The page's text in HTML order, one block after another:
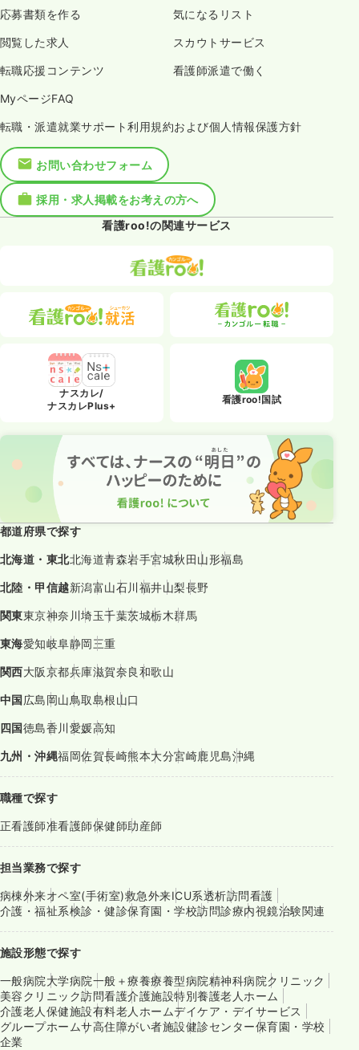
応募書類を作る 気になるリスト
閲覧した求人 スカウトサービス
転職応援コンテンツ 看護師派遣で働く
MyページFAQ
転職・派遣就業サポート利用規約および個人情報保護方針
お問い合わせフォーム
採用・求人掲載をお考えの方へ
看護roo!の関連サービス
ナスカレ/
ナスカレPlus+
看護roo!国試
都道府県で探す
北海道・東北北海道青森岩手宮城秋田山形福島
北陸・甲信越新潟富山石川福井山梨長野
関東東京神奈川埼玉千葉茨城栃木群馬
東海愛知岐阜静岡三重
関西大阪京都兵庫滋賀奈良和歌山
中国広島岡山鳥取島根山口
四国徳島香川愛媛高知
九州・沖縄福岡佐賀長崎熊本大分宮崎鹿児島沖縄
職種で探す
正看護師准看護師保健師助産師
担当業務で探す
病棟外来オペ室(手術室)救急外来ICU系透析訪問看護
介護・福祉系検診・健診保育園・学校訪問診療内視鏡治験関連
施設形態で探す
一般病院大学病院一般＋療養療養型病院精神科病院クリニック
美容クリニック訪問看護介護施設特別養護老人ホーム
介護老人保健施設有料老人ホームデイケア・デイサービス
グループホームサ高住障がい者施設健診センター保育園・学校
企業